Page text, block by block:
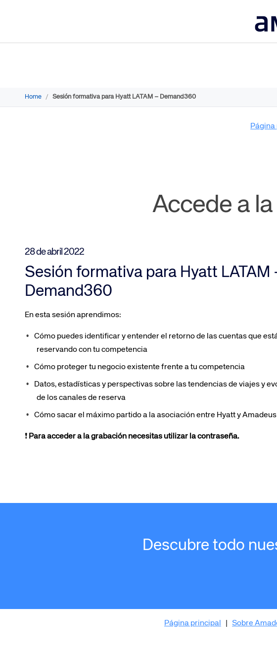
Home / Sesión formativa para Hyatt LATAM – Demand360
Página
Accede a
28 de abril 2022
Sesión formativa para Hyatt LATAM
Demand360
En esta sesión aprendimos:
Cómo puedes identificar y entender el retorno de las cuentas que
reservando con tu competencia
Cómo proteger tu negocio existente frente a tu competencia
Datos, estadísticas y perspectivas sobre las tendencias de viajes y
de los canales de reserva
Cómo sacar el máximo partido a la asociación entre Hyatt y Amadeus
❗ Para acceder a la grabación necesitas utilizar la contraseña.
Descubre todo
Página principal Sobre